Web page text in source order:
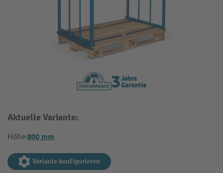
Aktuelle Variante:
Höhe:800 mm
Variante konfigurieren